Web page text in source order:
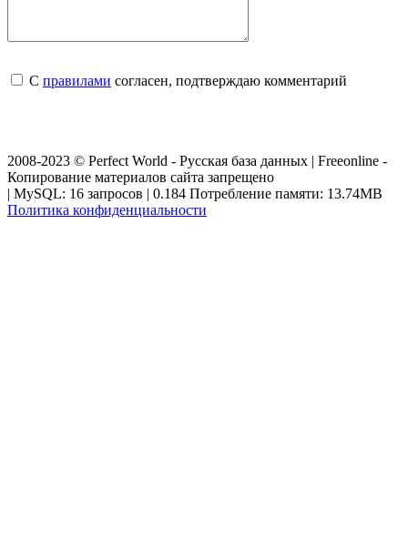
С правилами согласен, подтверждаю комментарий
2008-2023 © Perfect World - Русская база данных | Freeonline -
Копирование материалов сайта запрещено
| MySQL: 16 запросов | 0.184 Потребление памяти: 13.74MB
Политика конфиденциальности